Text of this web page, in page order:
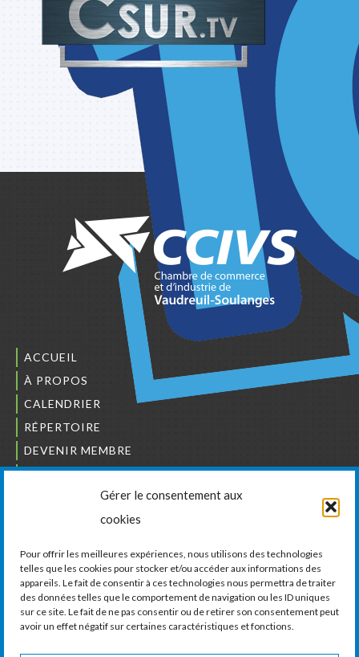
Gérer le consentement aux
cookies
Pour offrir les meilleures expériences, nous utilisons des technologies
telles que les cookies pour stocker et/ou accéder aux informations des
appareils. Le fait de consentir à ces technologies nous permettra de traiter
des données telles que le comportement de navigation ou les ID uniques
sur ce site. Le fait de ne pas consentir ou de retirer son consentement peut
avoir un effet négatif sur certaines caractéristiques et fonctions.
ACCUEIL
À PROPOS
CALENDRIER
RÉPERTOIRE
DEVENIR MEMBRE
NOUS JOINDRE
L’ORDRE DES BÂTISSEURS
LA CHAMBRE DE COMMERCE ET D’INDUSTRIE
DE VAUDREUIL-SOULANGES
11, boul. de la Cité-des-Jeunes, Suite 201